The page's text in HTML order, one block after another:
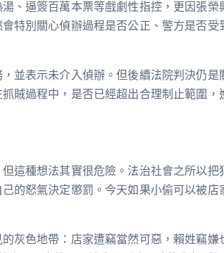
、逼簽百萬本票等戲劇性指控，更因張榮
特別關心偵辦過程是否公正、警方是否受
並表示未介入偵辦。但後續法院判決仍是
賊過程中，是否已經超出合理制止範圍，
這種想法其實很危險。法治社會之所以把
的怒氣決定懲罰。今天如果小偷可以被店
灰色地帶：店家遭竊當然可惡，賴姓竊嫌